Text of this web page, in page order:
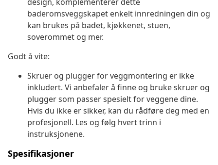
baderomsveggskapet enkelt innredningen din og
kan brukes på badet, kjøkkenet, stuen,
soverommet og mer.
Godt å vite:
Skruer og plugger for veggmontering er ikke
inkludert. Vi anbefaler å finne og bruke skruer og
plugger som passer spesielt for veggene dine.
Hvis du ikke er sikker, kan du rådføre deg med en
profesjonell. Les og følg hvert trinn i
instruksjonene.
Spesifikasjoner